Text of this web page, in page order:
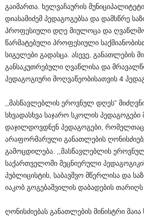
გაიმართა. ხელვაჩაურის
დიასამიძემ პედაგოგებსა და დამსწრე
პროფესიული დღე მიულოცა და
წარმატებული პროფესიული
სიგელები გადასცა. ასევე, განათლების
განსაკუთრებული ღვაწლისა და
პედაგოგიური მოღვაწეობისათვის 4
,,მასწავლებლის ეროვნულ დღეს”
სხვადასხვა საჯარო სკოლის პედაგოგები
დაჯილდოვდნენ პედაგოგები,
არაფორმარული განათლების
გამოცდილება. ,,მასწავლებლის
საქართველოში მეცნიერული
პუბლიცისტის, საბავშვო მწერლისა და
იაკობ გოგებაშვილის დაბადების თარიღს
ღონისძიებას განათლების მინისტრი მაია